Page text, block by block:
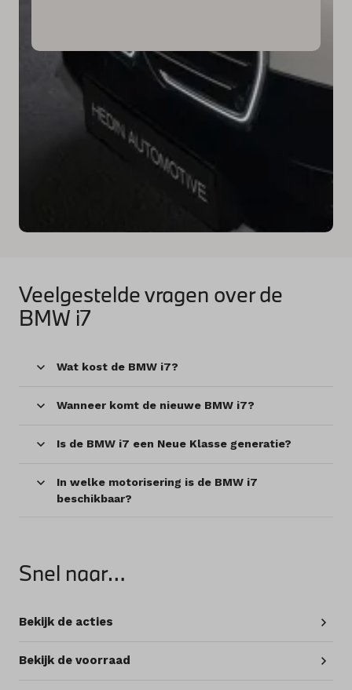
Veelgestelde vragen over de
BMW i7
Wat kost de BMW i7?
Wanneer komt de nieuwe BMW i7?
Is de BMW i7 een Neue Klasse generatie?
In welke motorisering is de BMW i7
beschikbaar?
Snel naar…
Bekijk de acties
Bekijk de voorraad